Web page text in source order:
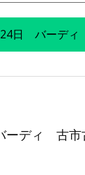
24日 バーデ
ーディ 古